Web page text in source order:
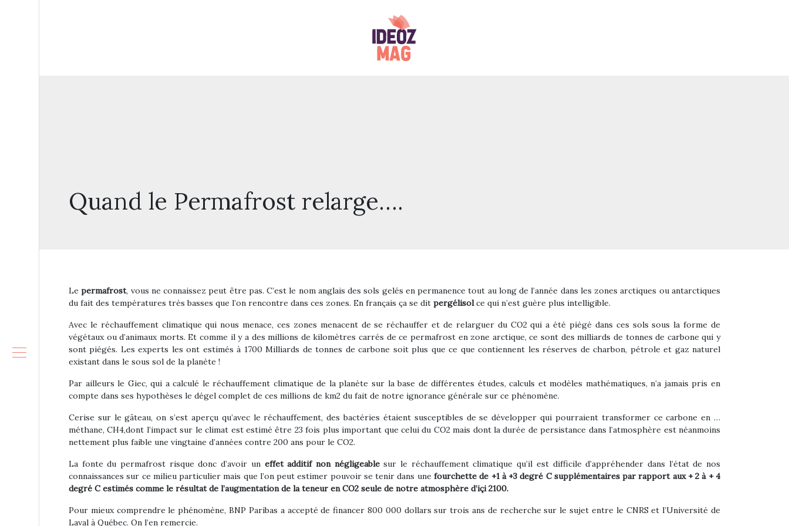
Quand le Permafrost relarge….
Le permafrost, vous ne connaissez peut être pas. C’est le nom anglais des sols gelés en permanence tout au long de l’année dans les zones arctiques ou antarctiques
du fait des températures très basses que l’on rencontre dans ces zones. En français ça se dit pergélisolce qui n’est guère plus intelligible.
Avec le réchauffement climatique qui nous menace, ces zones menacent de se réchauffer et de relarguer du CO2 qui a été piégé dans ces sols sous la forme de
végétaux ou d’animaux morts. Et comme il y a des millions de kilomètres carrés de ce permafrost en zone arctique, ce sont des milliards de tonnes de carbone qui y
sont piégés. Les experts les ont estimés à 1700 Milliards de tonnes de carbone soit plus que ce que contiennent les réserves de charbon, pétrole et gaz naturel
existant dans le sous sol de la planète !
Par ailleurs le Giec, qui a calculé le réchauffement climatique de la planète sur la base de différentes études, calculs et modèles mathématiques, n’a jamais pris en
compte dans ses hypothèses le dégel complet de ces millions de km2 du fait de notre ignorance générale sur ce phénomène.
Cerise sur le gâteau, on s’est aperçu qu’avec le réchauffement, des bactéries étaient susceptibles de se développer qui pourraient transformer ce carbone en …
méthane, CH4,dont l’impact sur le climat est estimé être 23 fois plus important que celui du CO2 mais dont la durée de persistance dans l’atmosphère est néanmoins
nettement plus faible une vingtaine d’années contre 200 ans pour le CO2.
La fonte du permafrost risque donc d’avoir uneffet additif non négligeablesur le réchauffement climatique qu’il est difficile d’appréhender dans l’état de nos
connaissances sur ce milieu particulier mais que l’on peut estimer pouvoir se tenir dans une fourchette de +1 à +3 degré C supplémentaires par rapport aux + 2 à + 4
degré C estimés comme le résultat de l’augmentation de la teneur en CO2 seule de notre atmosphère d’içi 2100.
Pour mieux comprendre le phénomène, BNP Paribas a accepté de financer 800 000 dollars sur trois ans de recherche sur le sujet entre le CNRS et l’Université de
Laval à Québec. On l’en remercie.